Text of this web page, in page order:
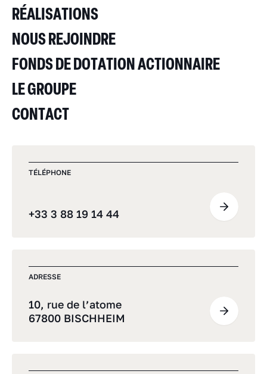
RÉALISATIONS
NOUS REJOINDRE
FONDS DE DOTATION ACTIONNAIRE
LE GROUPE
CONTACT
TÉLÉPHONE
+33 3 88 19 14 44
ADRESSE
10, rue de l’atome
67800 BISCHHEIM